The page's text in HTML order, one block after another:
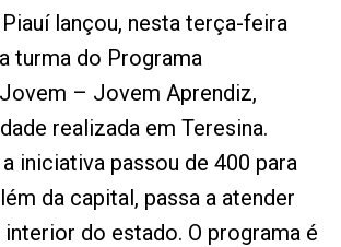
lançou, nesta terça-feira
turma do Programa
– Jovem Aprendiz,
realizada em Teresina.
iniciativa passou de 400 para
da capital, passa a atender
do estado. O programa é